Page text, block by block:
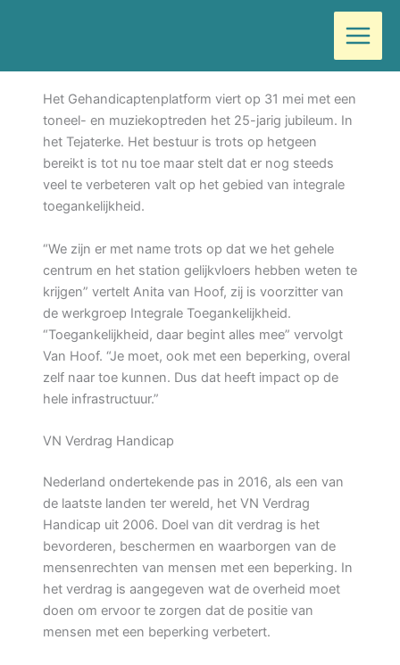
inhoud
Het Gehandicaptenplatform viert op 31 mei met een
toneel- en muziekoptreden het 25-jarig jubileum. In
het Tejaterke. Het bestuur is trots op hetgeen
bereikt is tot nu toe maar stelt dat er nog steeds
veel te verbeteren valt op het gebied van integrale
toegankelijkheid.
“We zijn er met name trots op dat we het gehele
centrum en het station gelijkvloers hebben weten te
krijgen” vertelt Anita van Hoof, zij is voorzitter van
de werkgroep Integrale Toegankelijkheid.
“Toegankelijkheid, daar begint alles mee” vervolgt
Van Hoof. “Je moet, ook met een beperking, overal
zelf naar toe kunnen. Dus dat heeft impact op de
hele infrastructuur.”
VN Verdrag Handicap
Nederland ondertekende pas in 2016, als een van
de laatste landen ter wereld, het VN Verdrag
Handicap uit 2006. Doel van dit verdrag is het
bevorderen, beschermen en waarborgen van de
mensenrechten van mensen met een beperking. In
het verdrag is aangegeven wat de overheid moet
doen om ervoor te zorgen dat de positie van
mensen met een beperking verbetert.